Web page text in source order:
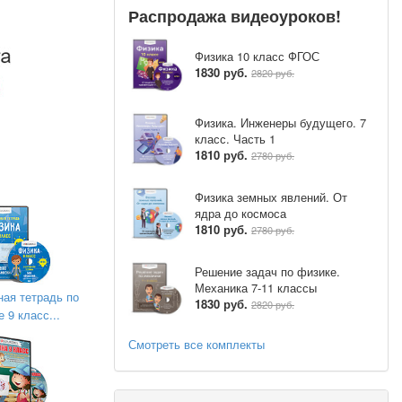
в
мира?
свои
тетрадь по
9 класс...
Распродажа видеоуроков!
Физика 10 класс ФГОС
1830 руб. 2820 руб.
Физика. Инженеры будущего. 7
класс. Часть 1
1810 руб. 2780 руб.
Физика земных явлений. От
ядра до космоса
1810 руб. 2780 руб.
Решение задач по физике.
Механика 7-11 классы
1830 руб. 2820 руб.
Смотреть все комплекты